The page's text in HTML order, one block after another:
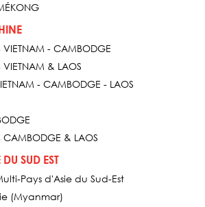
VIETNAM - CAMBODGE
VIETNAM & LAOS
- CAMBODGE - LAOS
CAMBODGE & LAOS
SUD EST
Pays d'Asie du Sud-Est
(Myanmar)